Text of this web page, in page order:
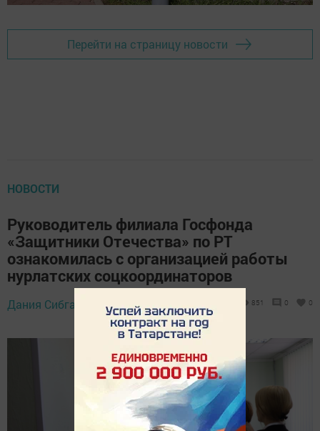
Перейти на страницу новости
НОВОСТИ
Руководитель филиала Госфонда
«Защитники Отечества» по РТ
ознакомилась с организацией работы
нурлатских соцкоординаторов
Дания Сибгатова, 25 мая 2024 - 14:00 851 0 0